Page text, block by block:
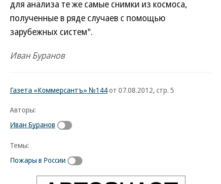
для анализа те же самые снимки из космоса,
полученные в ряде случаев с помощью
зарубежных систем".
Иван Буранов
Газета «Коммерсантъ» №144от 07.08.2012, стр. 5
Авторы:
Иван Буранов
Темы:
Пожары в России